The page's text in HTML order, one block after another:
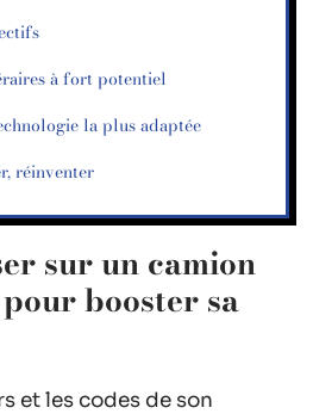
à fort potentiel
la plus adaptée
réinventer
sur un camion
booster sa
et les codes de son